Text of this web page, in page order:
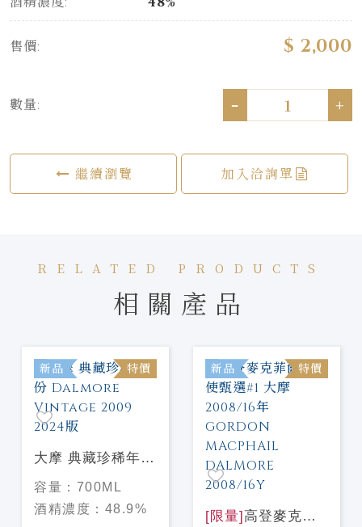
售價: $ 2,000
數量: - +
繼續瀏覽 加入洽詢單
RELATED PRODUCTS
相關產品
新品 特價
大摩 典藏珍稀年份
Dalmore Vintage
2009 2024版
容量： 700ML
酒精濃度： 48.9%
新品 特價
[限量] 高登麥克菲